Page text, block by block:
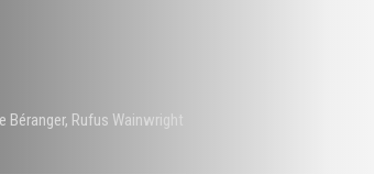
Béranger, Rufus Wainwright